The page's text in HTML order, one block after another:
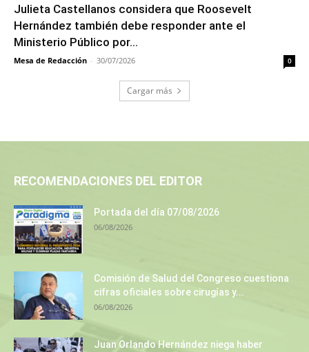
Julieta Castellanos considera que Roosevelt
Hernández también debe responder ante el
Ministerio Público por...
Mesa de Redacción - 30/07/2026 0
Cargar más
RECOMENDACIONES DEL EDITOR
Portada del día 07/08/2026
06/08/2026
Comisión de Salud del Congreso cuestiona
cifras oficiales sobre cirugías y...
06/08/2026
Juan Orlando Hernández niega haber